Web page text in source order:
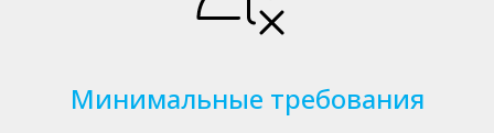
Минимальные требования